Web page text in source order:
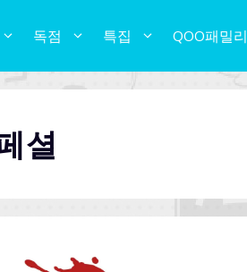
독점 특집 QOO패밀리
셜